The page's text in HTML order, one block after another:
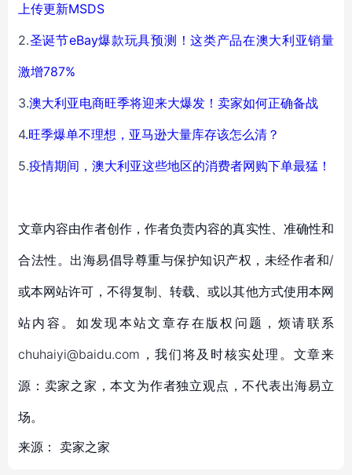
上传更新MSDS
2.圣诞节eBay爆款玩具预测！这类产品在澳大利亚销量
激增787%
3.澳大利亚电商旺季将迎来大爆发！卖家如何正确备战
4.旺季爆单不理想，亚马逊大量库存该怎么清？
5.疫情期间，澳大利亚这些地区的消费者网购下单最猛！
文章内容由作者创作，作者负责内容的真实性、准确性和
合法性。出海易倡导尊重与保护知识产权，未经作者和/
或本网站许可，不得复制、转载、或以其他方式使用本网
站内容。如发现本站文章存在版权问题，烦请联系
chuhaiyi@baidu.com，我们将及时核实处理。文章来
源：卖家之家，本文为作者独立观点，不代表出海易立
场。
来源： 卖家之家